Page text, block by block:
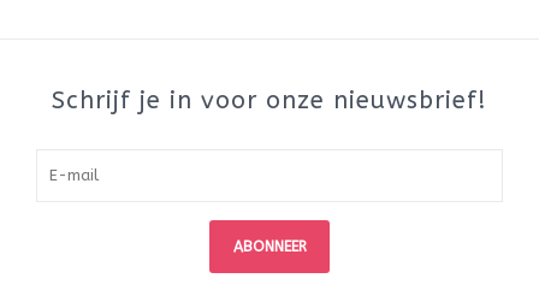
Schrijf je in voor onze nieuwsbrief!
ABONNEER